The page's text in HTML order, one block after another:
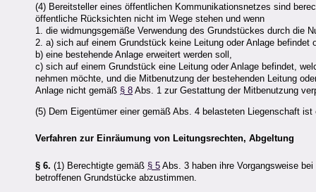
(4) Bereitsteller eines öffentlichen Kommunikationsnetzes sind
öffentliche Rücksichten nicht im Wege stehen und wenn
1. die widmungsgemäße Verwendung des Grundstückes durch die
2. a) sich auf einem Grundstück keine Leitung oder Anlage befindet
b) eine bestehende Anlage erweitert werden soll,
c) sich auf einem Grundstück eine Leitung oder Anlage befindet,
nehmen möchte, und die Mitbenutzung der bestehenden Leitung
Anlage nicht gemäß § 8 Abs. 1 zur Gestattung der Mitbenutzung
(5) Dem Eigentümer einer gemäß Abs. 4 belasteten Liegenschaft
Verfahren zur Einräumung von Leitungsrechten, Abgeltung
§ 6. (1) Berechtigte gemäß § 5 Abs. 3 haben ihre Vorgangsweise
betroffenen Grundstücke abzustimmen.